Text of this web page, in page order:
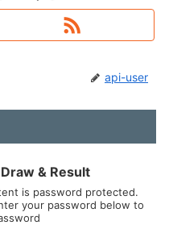
api-user
& Result
is password protected.
your password below to